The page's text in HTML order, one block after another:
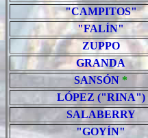
"CAMPITOS"
"FALÍN"
ZUPPO
GRANDA
SANSÓN *
LÓPEZ ("RINA")
SALABERRY
"GOYÍN"